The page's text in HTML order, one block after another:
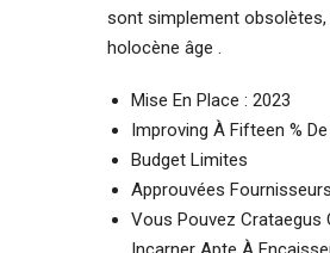
sont simplement
holocène âge .
Mise En Place : 2023
Improving À Fifteen %
Budget Limites
Approuvées
Vous Pouvez Crataegus